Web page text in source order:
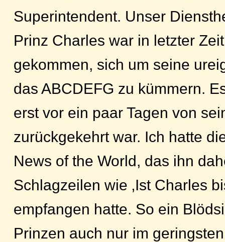
Superintendent. Unser
Prinz Charles war in letzter
gekommen, sich um seine
das ABCDEFG zu kümmern.
erst vor ein paar Tagen von
zurückgekehrt war. Ich hatte
News of the World, das ihn
Schlagzeilen wie ‚Ist Charles
empfangen hatte. So ein
Prinzen auch nur im